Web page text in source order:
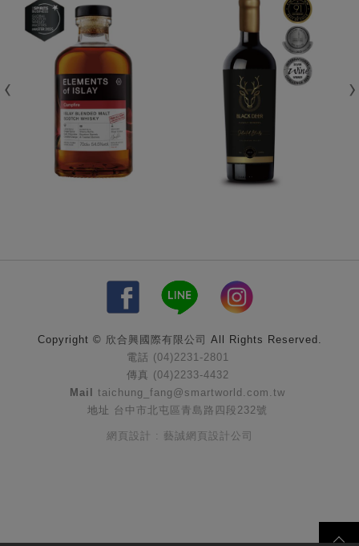
Copyright © 欣合興國際有限公司 All Rights Reserved.
電話 (04)2231-2801
傳真 (04)2233-4432
Mail
taichung_fang@smartworld.com.tw
地址 台中市北屯區青島路四段232號
網頁設計 : 藝誠網頁設計公司